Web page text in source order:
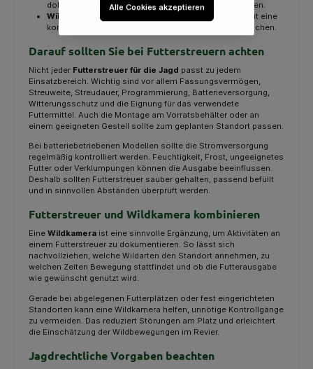
dokumentieren und Besuchszeiten besser einschätzen.
Wildtiermanagement:
je nach rechtlicher Zulässigkeit eine
kontrollierte Ausgabe geeigneter Futtermittel ermöglichen.
Darauf sollten Sie bei Futterstreuern achten
Nicht jeder Futterstreuer für die Jagd passt zu jedem
Einsatzbereich. Wichtig sind vor allem Fassungsvermögen,
Streuweite, Streudauer, Programmierung, Batterieversorgung,
Witterungsschutz und die Eignung für das verwendete
Futtermittel. Auch die Montage am Vorratsbehälter oder an
einem geeigneten Gestell sollte zum geplanten Standort passen.
Bei batteriebetriebenen Modellen sollte die Stromversorgung
regelmäßig kontrolliert werden. Feuchtigkeit, Frost, ungeeignetes
Futter oder Verklumpungen können die Ausgabe beeinflussen.
Deshalb sollten Futterstreuer sauber gehalten, passend befüllt
und in sinnvollen Abständen überprüft werden.
Futterstreuer und Wildkamera kombinieren
Eine Wildkamera ist eine sinnvolle Ergänzung, um Aktivitäten an
einem Futterstreuer zu dokumentieren. So lässt sich
nachvollziehen, welche Wildarten den Standort annehmen, zu
welchen Zeiten Bewegung stattfindet und ob die Futterausgabe
wie gewünscht genutzt wird.
Gerade bei abgelegenen Futterplätzen oder fest eingerichteten
Standorten kann eine Wildkamera helfen, unnötige Kontrollgänge
zu vermeiden. Das reduziert Störungen am Platz und erleichtert
die Einschätzung der Wildbewegungen im Revier.
Jagdrechtliche Vorgaben beachten
Alle Cookies akzeptieren